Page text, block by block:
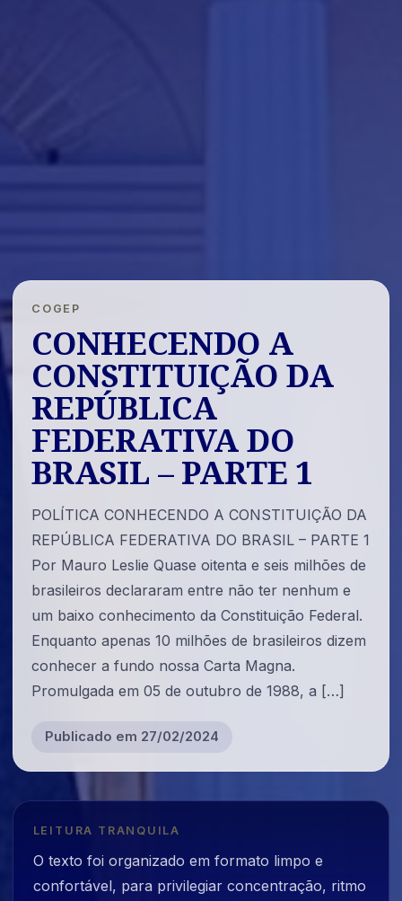
COGEP
CONHECENDO A
CONSTITUIÇÃO DA
REPÚBLICA
FEDERATIVA DO
BRASIL – PARTE 1
POLÍTICA CONHECENDO A CONSTITUIÇÃO DA
REPÚBLICA FEDERATIVA DO BRASIL – PARTE 1
Por Mauro Leslie Quase oitenta e seis milhões de
brasileiros declararam entre não ter nenhum e
um baixo conhecimento da Constituição Federal.
Enquanto apenas 10 milhões de brasileiros dizem
conhecer a fundo nossa Carta Magna.
Promulgada em 05 de outubro de 1988, a […]
Publicado em 27/02/2024
LEITURA TRANQUILA
O texto foi organizado em formato limpo e
confortável, para privilegiar concentração, ritmo